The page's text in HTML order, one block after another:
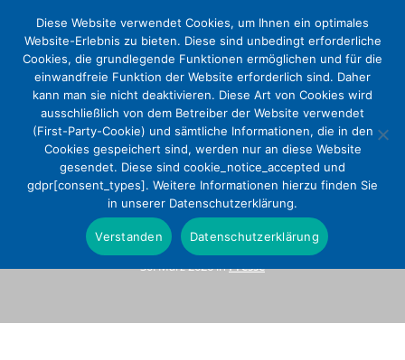
FinanzKommission stellt
Einsparvorschläge vor
30. März 2026 inPresse
Diese Website verwendet Cookies, um Ihnen ein optimales
Website-Erlebnis zu bieten. Diese sind unbedingt erforderliche
Cookies, die grundlegende Funktionen ermöglichen und für die
einwandfreie Funktion der Website erforderlich sind. Daher
kann man sie nicht deaktivieren. Diese Art von Cookies wird
ausschließlich von dem Betreiber der Website verwendet
(First-Party-Cookie) und sämtliche Informationen, die in den
Cookies gespeichert sind, werden nur an diese Website
gesendet. Diese sind cookie_notice_accepted und
gdpr[consent_types]. Weitere Informationen hierzu finden Sie
in unserer Datenschutzerklärung.
Verstanden Datenschutzerklärung